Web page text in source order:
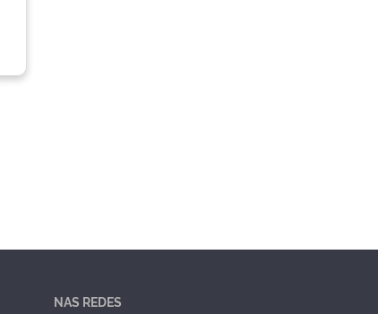
NAS REDES